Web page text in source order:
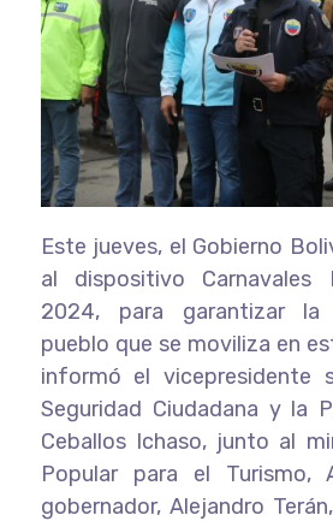
Este jueves, el Gobierno
al dispositivo Carnavales
2024, para garantizar la
pueblo que se moviliza en
informó el vicepresidente
Seguridad Ciudadana y la
Ceballos Ichaso, junto al
Popular para el Turismo,
gobernador, Alejandro